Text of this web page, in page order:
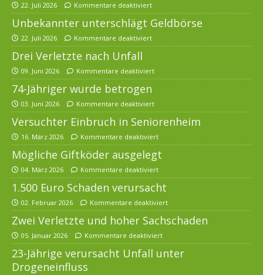
22. Juli 2026 Kommentare deaktiviert
Unbekannter unterschlägt Geldbörse
22. Juli 2026 Kommentare deaktiviert
Drei Verletzte nach Unfall
09. Juni 2026 Kommentare deaktiviert
74-Jähriger wurde betrogen
03. Juni 2026 Kommentare deaktiviert
Versuchter Einbruch in Seniorenheim
16. März 2026 Kommentare deaktiviert
Mögliche Giftköder ausgelegt
04. März 2026 Kommentare deaktiviert
1.500 Euro Schaden verursacht
02. Februar 2026 Kommentare deaktiviert
Zwei Verletzte und hoher Sachschaden
05. Januar 2026 Kommentare deaktiviert
23-Jährige verursacht Unfall unter
Drogeneinfluss